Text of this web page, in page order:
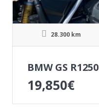
28.300 km
BMW GS R1250
19,850€